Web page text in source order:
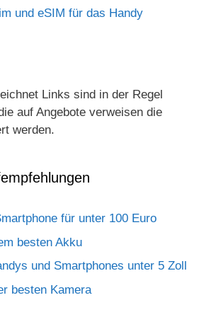
und eSIM für das Handy
Links sind in der Regel
auf Angebote verweisen die
werden.
für unter 100 Euro
besten Akku
und Smartphones unter 5 Zoll
besten Kamera